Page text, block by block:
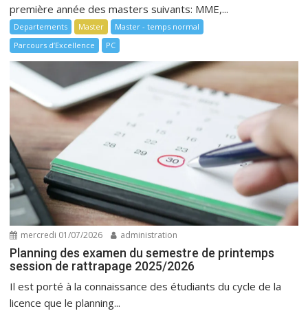
première année des masters suivants: MME,...
Departements Master
Master - temps normal
Parcours d’Excellence
PC
mercredi 01/07/2026 administration
Planning des examen du semestre de printemps
session de rattrapage 2025/2026
Il est porté à la connaissance des étudiants du cycle de la
licence que le planning...